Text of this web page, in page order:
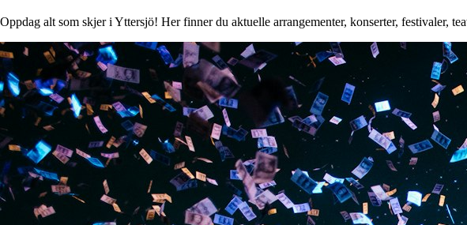
Oppdag alt som skjer i Yttersjö! Her finner du aktuelle arrangementer, konserter, festivaler,